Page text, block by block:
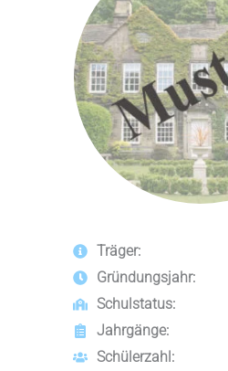
Träger:
Gründungsjahr:
Schulstatus:
Jahrgänge:
Schülerzahl: